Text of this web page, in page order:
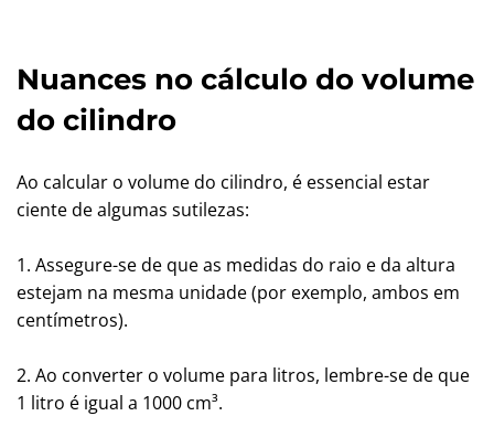
Nuances no cálculo do volume
do cilindro
Ao calcular o volume do cilindro, é essencial estar
ciente de algumas sutilezas:
1. Assegure-se de que as medidas do raio e da altura
estejam na mesma unidade (por exemplo, ambos em
centímetros).
2. Ao converter o volume para litros, lembre-se de que
1 litro é igual a 1000 cm³.